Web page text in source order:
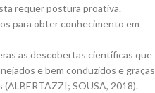
requer postura proativa.
para obter conhecimento em
as descobertas científicas que
e bem conduzidos e graças
SOUSA, 2018).